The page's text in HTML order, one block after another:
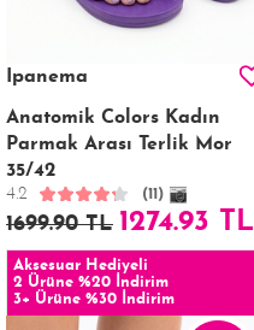
Ipanema
Anatomik Colors Kadın
Parmak Arası Terlik Mor
35/42
4.2 (11)
1699.90 TL 1274.93 TL
Aksesuar Hediyeli
2 Ürüne %20 İndirim
3+ Ürüne %30 İndirim